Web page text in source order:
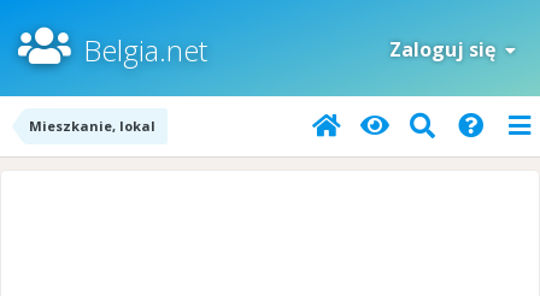
Belgia.net Zaloguj się
Mieszkanie, lokal